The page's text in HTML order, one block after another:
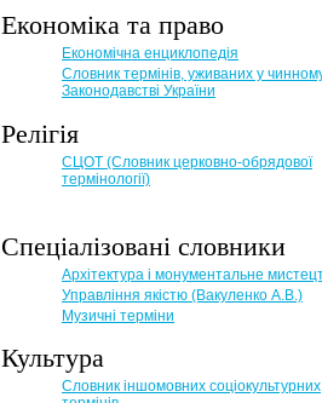
Економіка та право
Eкономічна енциклопедія
Словник термінів, уживаних у
Законодавстві України
Релігія
СЦОТ (Словник церковно-обрядової
термінології)
Спеціалізовані словники
Архітектура і монументальне
Управління якістю (Вакуленко А.В.)
Музичні терміни
Культура
Словник іншомовних соціокультурних